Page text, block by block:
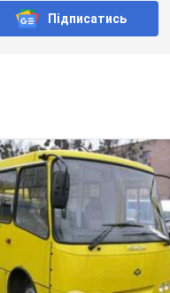
конфлікт,
у маршрутці:
Відео
та слідчо-